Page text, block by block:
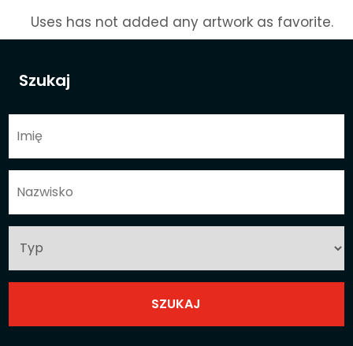
Szukaj
Uses has not added any artwork as favorite.